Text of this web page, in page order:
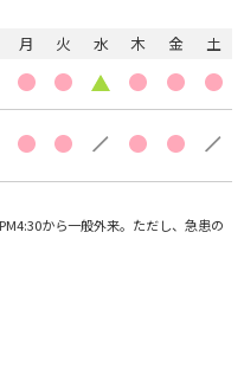
月 火 水 木 金 土
から一般外来。ただし、急患の